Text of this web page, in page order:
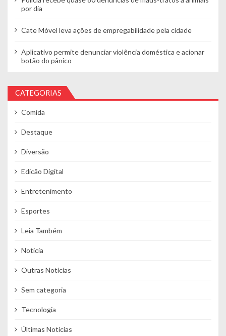
por dia
Cate Móvel leva ações de empregabilidade pela cidade
Aplicativo permite denunciar violência doméstica e acionar
botão do pânico
CATEGORIAS
Comida
Destaque
Diversão
Edicão Digital
Entretenimento
Esportes
Leia Também
Notícia
Outras Notícias
Sem categoria
Tecnologia
Últimas Notícias